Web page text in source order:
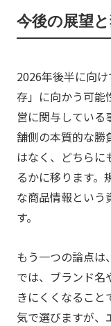
今後の展望
2026年後半に向
存」に向かう可能
営に関与している
舗側の本質的な勝
はなく、どちらに
るかに移ります。
な商品情報という
す。
もう一つの論点は
では、ブランド名
きにくくなること
気で選びますが、